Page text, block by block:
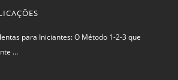
para Iniciantes: O Método 1-2-3 que
…